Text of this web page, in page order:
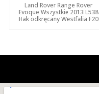
Land Rover Range Rover
Evoque Wszystkie 2013 L538
Hak odkręcany Westfalia F20